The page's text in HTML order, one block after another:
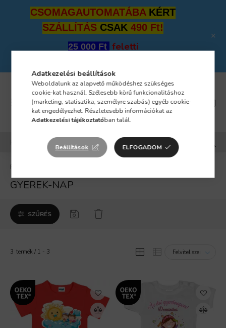
CSOMAGAUTOMATÁBA KÉRT
SZÁLLÍTÁS CSAK 490 Ft!
25 000 Ft feletti
GYEREK-NAP
SZŰRÉS
3 termék 1 3
Adatkezelési beállítások
Weboldalunk az alapvető működéshez szükséges
cookie-kat használ. Szélesebb körű funkcionalitáshoz
(marketing, statisztika, személyre szabás) egyéb cookie-
kat engedélyezhet. Részletesebb információkat az
Adatkezelési tájékoztatóban talál.
Beállítások ELFOGADOM